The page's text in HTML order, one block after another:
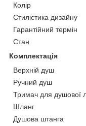
Колір
Стилістика дизайну
Гарантійний термін
Стан
Комплектація
Верхній душ
Ручний душ
Тримач для душової
Шланг
Душова штанга